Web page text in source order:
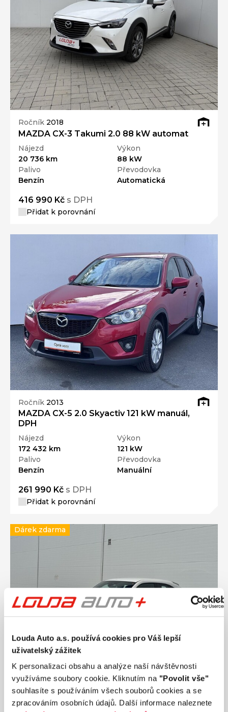
Louda Auto a.s. používá cookies pro Váš lepší
uživatelský zážitek
K personalizaci obsahu a analýze naší návštěvnosti
využíváme soubory cookie. Kliknutím na "Povolit vše"
souhlasíte s používáním všech souborů cookies a se
zpracováním osobních údajů. Další informace naleznete
Ročník 2018
MAZDA CX-3 Takumi 2.0 88 kW automat
Nájezd
20 736 km
Výkon
88 kW
Palivo
Benzín
Převodovka
Automatická
416 990 Kč s DPH
Přidat k porovnání
Ročník 2013
MAZDA CX-5 2.0 Skyactiv 121 kW manuál,
DPH
Nájezd
172 432 km
Výkon
121 kW
Palivo
Benzín
Převodovka
Manuální
261 990 Kč s DPH
Přidat k porovnání
Ročník2023
MAZDA MX-30 107 kW automat, DPH
Dárek zdarma